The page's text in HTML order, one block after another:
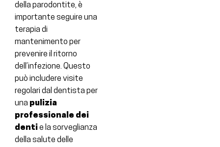
della parodontite, è
importante seguire una
terapia di
mantenimento per
prevenire il ritorno
dell’infezione. Questo
può includere visite
regolari dal dentista per
una pulizia
professionale dei
dentie la sorveglianza
della salute delle